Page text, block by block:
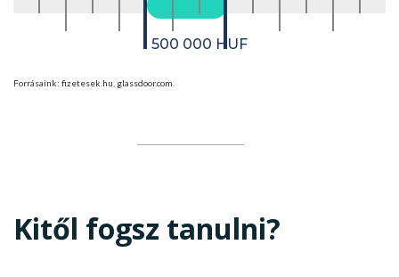
500 000 HUF
Forrásaink: fizetesek.hu, glassdoor.com.
Kitől fogsz tanulni?